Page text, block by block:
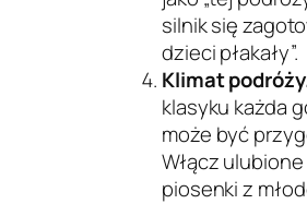
silnik się
dzieci płakały”.
Klimat
klasyku każda
może być
Włącz ulubione
piosenki z